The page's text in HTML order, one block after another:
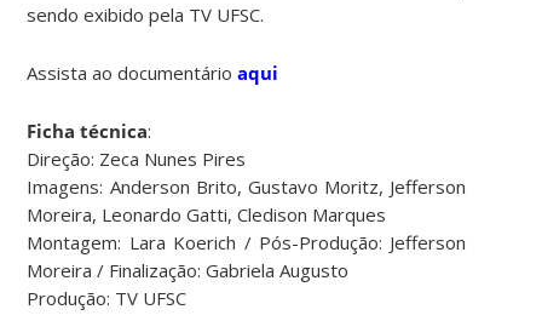
sendo exibido pela TV UFSC.
Assista ao documentárioaqui
Ficha técnica:
Direção: Zeca Nunes Pires
Imagens: Anderson Brito, Gustavo Moritz, Jefferson
Moreira, Leonardo Gatti, Cledison Marques
Montagem: Lara Koerich / Pós-Produção: Jefferson
Moreira / Finalização: Gabriela Augusto
Produção: TV UFSC